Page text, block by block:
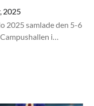
2025
2025 samlade den 5-6
i…